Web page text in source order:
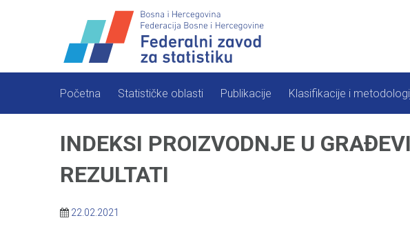
Početna Statističke oblasti Publikacije Klasifikacije i
INDEKSI PROIZVODNJE U
REZULTATI
22.02.2021